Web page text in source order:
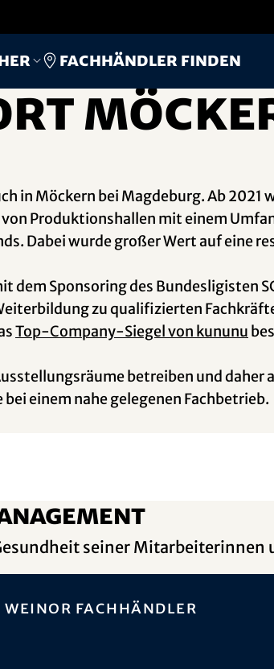
Fachhändler finden
in Möckern bei Magdeburg. Ab
Produktionshallen mit einem
Dabei wurde großer Wert auf eine
dem Sponsoring des Bundesligisten
zu qualifizierten
Top-Company-Siegel von kununu
betreiben und
einem nahe gelegenen Fachbetrieb.
seiner
weinor Fachhändler